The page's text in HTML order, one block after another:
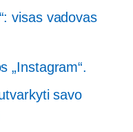
visas vadovas
„Instagram“.
savo